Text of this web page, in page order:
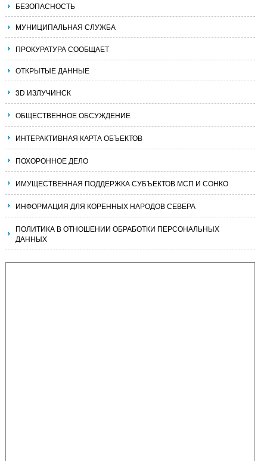
БЕЗОПАСНОСТЬ
МУНИЦИПАЛЬНАЯ СЛУЖБА
ПРОКУРАТУРА СООБЩАЕТ
ОТКРЫТЫЕ ДАННЫЕ
3D ИЗЛУЧИНСК
ОБЩЕСТВЕННОЕ ОБСУЖДЕНИЕ
ИНТЕРАКТИВНАЯ КАРТА ОБЪЕКТОВ
ПОХОРОННОЕ ДЕЛО
ИМУЩЕСТВЕННАЯ ПОДДЕРЖКА СУБЪЕКТОВ МСП И СОНКО
ИНФОРМАЦИЯ ДЛЯ КОРЕННЫХ НАРОДОВ СЕВЕРА
ПОЛИТИКА В ОТНОШЕНИИ ОБРАБОТКИ ПЕРСОНАЛЬНЫХ
ДАННЫХ